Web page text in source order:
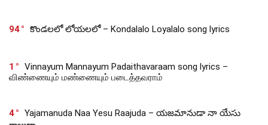
94 కొండలలో లోయలలో – Kondalalo Loyalalo song lyrics
1
Vinnayum Mannayum Padaithavaraam song lyrics –
விண்ணையும் மண்ணையும் படைத்தவராம்
4
Yajamanuda Naa Yesu Raajuda – యజమానుడా నా యేసు